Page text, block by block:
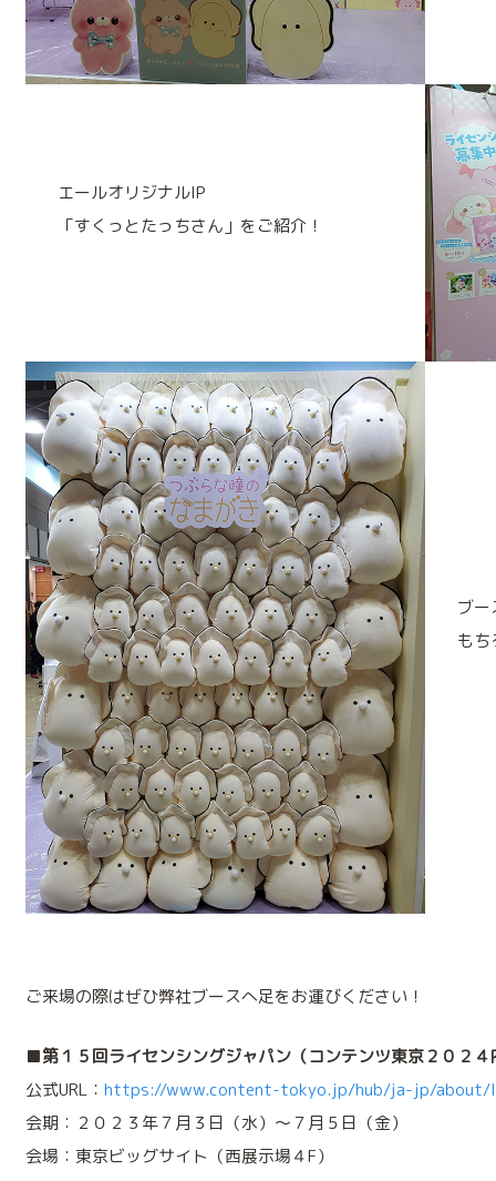
エールオリジナルIP
「すくっとたっちさん」をご紹介！
ブー
もち
ご来場の際はぜひ弊社ブースへ足をお運びください！
■第１５回ライセンシングジャパン（コンテンツ東京２０２４
公式URL： https://www.content-tokyo.jp/hub/ja-jp/about/
会期：２０２３年７月３日（水）～７月５日（金）
会場：東京ビッグサイト（西展示場４F）